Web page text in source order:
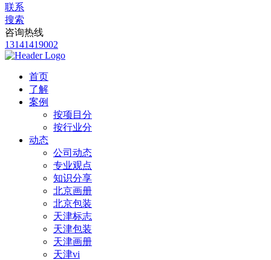
联系
搜索
咨询热线
13141419002
首页
了解
案例
按项目分
按行业分
动态
公司动态
专业观点
知识分享
北京画册
北京包装
天津标志
天津包装
天津画册
天津vi